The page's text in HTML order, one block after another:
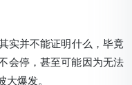
实并不能证明什么，毕竟
会停，甚至可能因为无法
爆发。